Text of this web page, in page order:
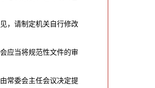
，请制定机关自行修改
应当将规范性文件的审
常委会主任会议决定提